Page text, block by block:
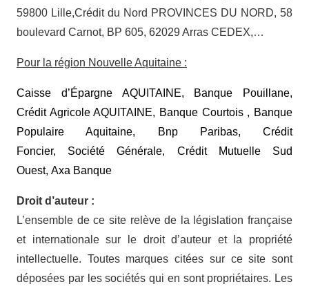
59800 Lille,Crédit du Nord PROVINCES DU NORD, 58
boulevard Carnot, BP 605, 62029 Arras CEDEX,…
Pour la région Nouvelle Aquitaine :
Caisse d’Épargne AQUITAINE, Banque Pouillane,
Crédit Agricole AQUITAINE, Banque Courtois , Banque
Populaire Aquitaine, Bnp Paribas, Crédit
Foncier, Société Générale, Crédit Mutuelle Sud
Ouest, Axa Banque
Droit d’auteur :
L’ensemble de ce site relève de la législation française
et internationale sur le droit d’auteur et la propriété
intellectuelle. Toutes marques citées sur ce site sont
déposées par les sociétés qui en sont propriétaires. Les